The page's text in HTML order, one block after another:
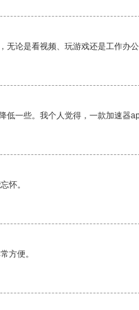
论是看视频、玩游戏还是工作办
低一些。我个人觉得，一款加速器
怀。
方便。